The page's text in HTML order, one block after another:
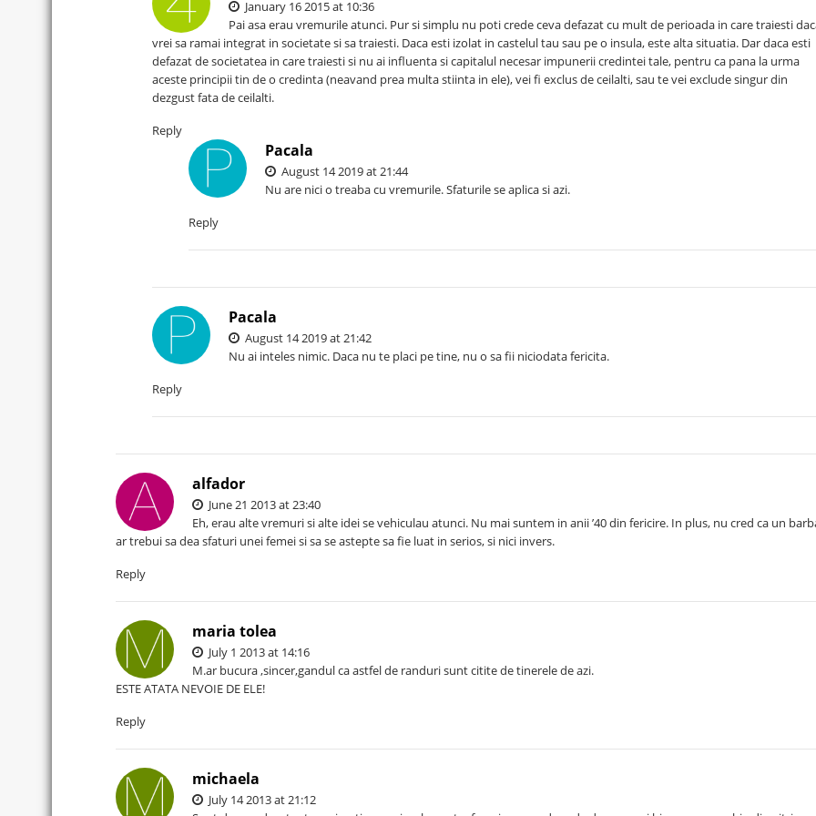
January 16 2015 at 10:36
Pai asa erau vremurile atunci. Pur si simplu nu poti crede ceva defazat cu mult de perioada in care traiesti
vrei sa ramai integrat in societate si sa traiesti. Daca esti izolat in castelul tau sau pe o insula, este alta situatia. Dar daca esti
defazat de societatea in care traiesti si nu ai influenta si capitalul necesar impunerii credintei tale, pentru ca pana la urma
aceste principii tin de o credinta (neavand prea multa stiinta in ele), vei fi exclus de ceilalti, sau te vei exclude singur din
dezgust fata de ceilalti.
Reply
Pacala
August 14 2019 at 21:44
Nu are nici o treaba cu vremurile. Sfaturile se aplica si azi.
Reply
Pacala
August 14 2019 at 21:42
Nu ai inteles nimic. Daca nu te placi pe tine, nu o sa fii niciodata fericita.
Reply
alfador
June 21 2013 at 23:40
Eh, erau alte vremuri si alte idei se vehiculau atunci. Nu mai suntem in anii ’40 din fericire. In plus, nu cred ca un
ar trebui sa dea sfaturi unei femei si sa se astepte sa fie luat in serios, si nici invers.
Reply
maria tolea
July 1 2013 at 14:16
M.ar bucura ,sincer,gandul ca astfel de randuri sunt citite de tinerele de azi.
ESTE ATATA NEVOIE DE ELE!
Reply
michaela
July 14 2013 at 21:12